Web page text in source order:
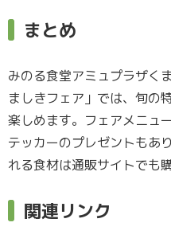
まとめ
みのる食堂アミュプラザく
ましきフェア」では、旬の
楽しめます。フェアメニュ
テッカーのプレゼントもあ
れる食材は通販サイトでも
関連リンク